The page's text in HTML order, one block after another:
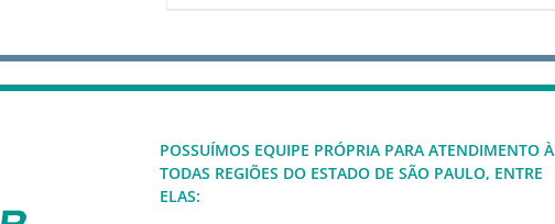
POSSUÍMOS EQUIPE PRÓPRIA PARA ATENDIMENTO À
TODAS REGIÕES DO ESTADO DE SÃO PAULO, ENTRE
ELAS: